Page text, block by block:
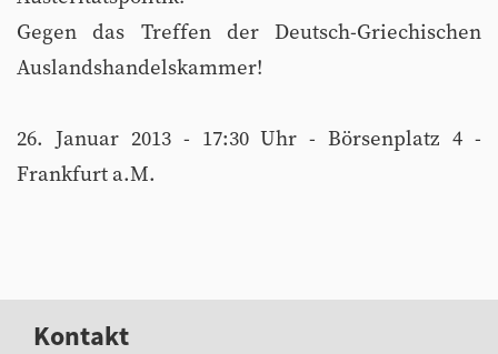
Gegen das Treffen der Deutsch-Griechischen
Auslandshandelskammer!
26. Januar 2013 - 17:30 Uhr - Börsenplatz 4 -
Frankfurt a.M.
Kontakt